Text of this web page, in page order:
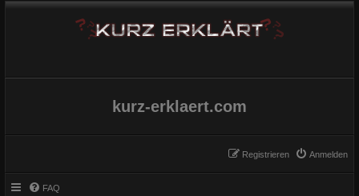
kurz-erklaert.com
Anmelden
Registrieren
FAQ